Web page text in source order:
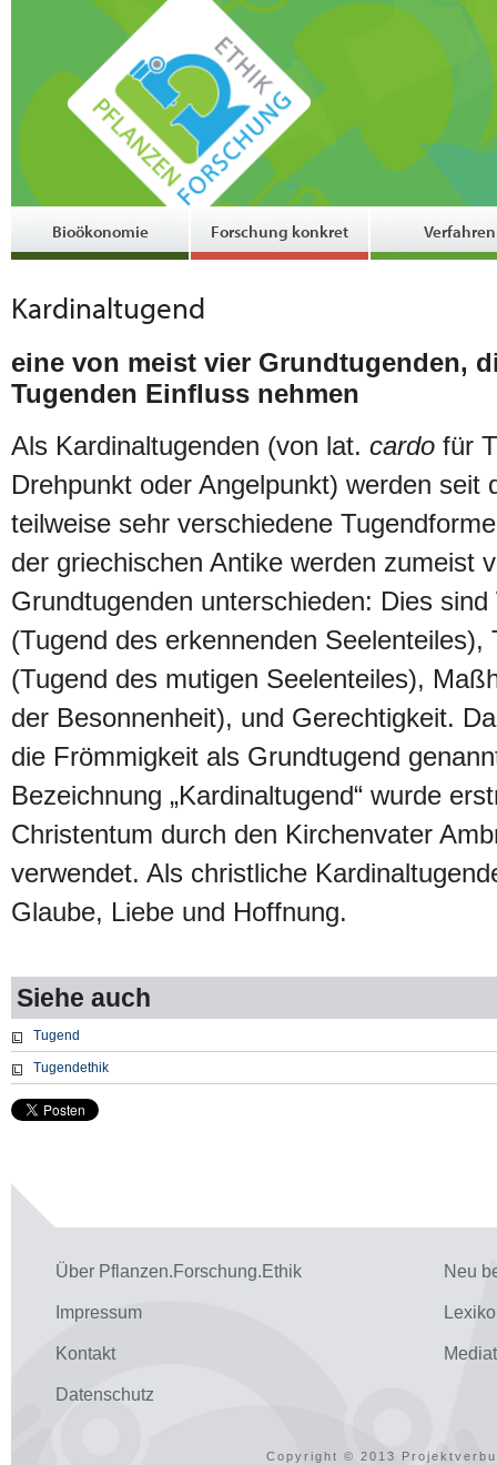
Bioökonomie Forschung konkret Verfahren
Kardinaltugend
eine von meist vier Grundtugenden,
Tugenden Einfluss nehmen
Als Kardinaltugenden (von lat. cardo für
Drehpunkt oder Angelpunkt) werden seit
teilweise sehr verschiedene
der griechischen Antike werden zumeist
Grundtugenden unterschieden: Dies sind
(Tugend des erkennenden Seelenteiles),
(Tugend des mutigen Seelenteiles),
der Besonnenheit), und Gerechtigkeit.
die Frömmigkeit als Grundtugend
Bezeichnung „Kardinaltugend“ wurde
Christentum durch den Kirchenvater
verwendet. Als christliche
Glaube, Liebe und Hoffnung.
Siehe auch
Tugend
Tugendethik
Über Pflanzen.Forschung.Ethik
Impressum
Kontakt
Datenschutz
Neu
Copyright © 2013